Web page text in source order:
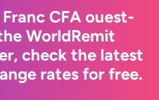
CFA ouest-
WorldRemit
check the latest
rates for free.